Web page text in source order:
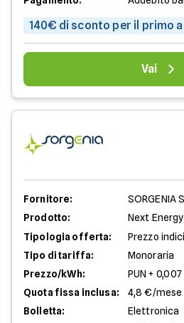
140€ di sconto per il primo
Vai
Fornitore:
SORGENIA
Prodotto:
Next
Tipologia offerta:
Prezzo
Tipo di tariffa:
Monoraria
Prezzo/kWh:
PUN +
Quota fissa inclusa:
4,8 €/mese
Bolletta:
Elettronica